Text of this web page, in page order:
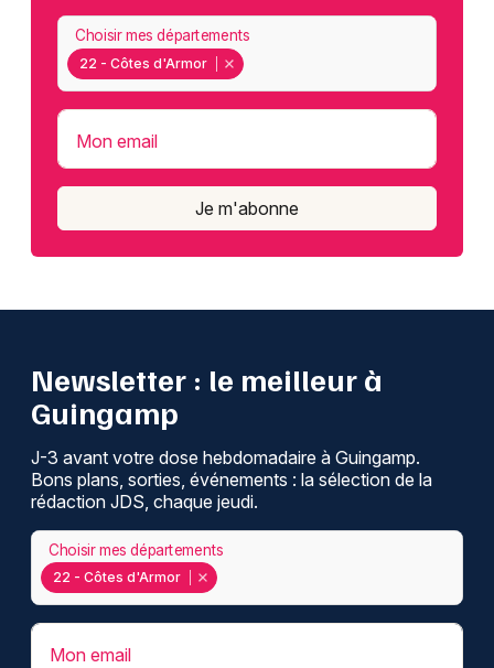
22 - Côtes d'Armor
Choisir mes départements
Mon email
Je m'abonne
Newsletter : le meilleur à
Guingamp
J-3 avant votre dose hebdomadaire à Guingamp.
Bons plans, sorties, événements : la sélection de la
rédaction JDS, chaque jeudi.
22 - Côtes d'Armor
Choisir mes départements
Mon email